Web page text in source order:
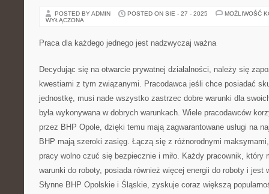
POSTED BY ADMIN POSTED ON SIE - 27 - 2025
MOŻLIWOŚĆ
WYŁĄCZONA
Praca dla każdego jednego jest nadzwyczaj ważna
Decydując się na otwarcie prywatnej działalności, należy się
kwestiami z tym związanymi. Pracodawca jeśli chce posiadać
jednostkę, musi nade wszystko zastrzec dobre warunki dla
była wykonywana w dobrych warunkach. Wiele pracodawców
przez BHP Opole, dzięki temu mają zagwarantowane usługi na
BHP mają szeroki zasięg. Łączą się z różnorodnymi
pracy wolno czuć się bezpiecznie i miło. Każdy pracownik, który
warunki do roboty, posiada również więcej energii do roboty i jest
Słynne BHP Opolskie i Śląskie, zyskuje coraz większą